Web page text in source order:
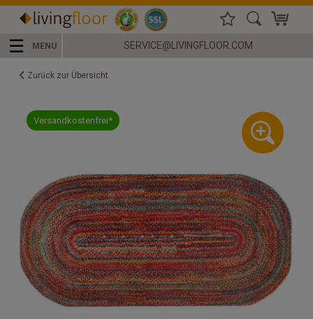
☰ MENU SERVICE@LIVINGFLOOR.COM
Zurück zur Übersicht
Versandkostenfrei*